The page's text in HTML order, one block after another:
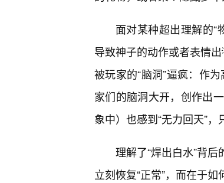
面对某种超出理解的“
导致神子的动作或者表情出
被玩家的“脑洞”逼疯：作
家们的脑洞大开，创作出
象中）也感到“无力回天”，
理解了“焊出白水”背
立刻恢复“正常”，而在于